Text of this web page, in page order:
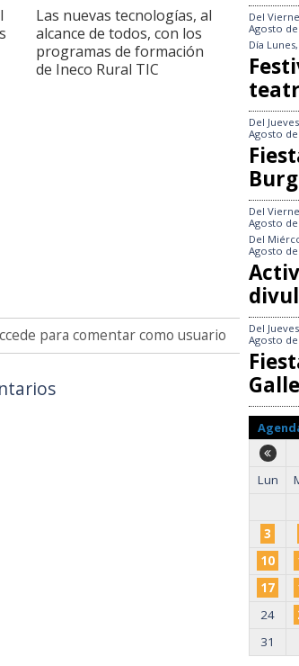
Las nuevas tecnologías, al
alcance de todos, con los
programas de formación
de Ineco Rural TIC
para comentar como usuario
Del
Agosto de
Día
Del
Agosto de
Del
Agosto de
Del
Agosto de
Del
Agosto de
Lun
3
10
17
24
31